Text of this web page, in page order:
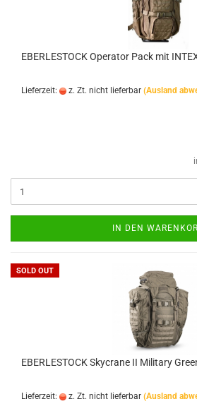
EBERLESTOCK Operator Pack mit
Lieferzeit: z. Zt. nicht lieferbar (Ausland
IN DEN
SOLD OUT
EBERLESTOCK Skycrane II Military
Lieferzeit: z. Zt. nicht lieferbar (Ausland